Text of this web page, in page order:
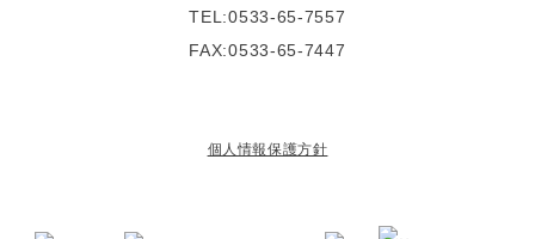
TEL:0533-65-7557
FAX:0533-65-7447
個人情報保護方針